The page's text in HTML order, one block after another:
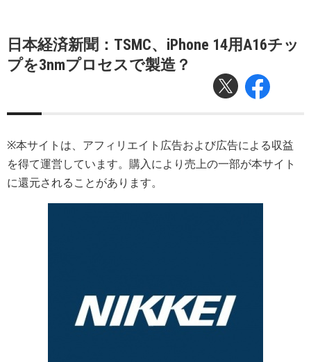
日本経済新聞：TSMC、iPhone 14用A16チッ
プを3nmプロセスで製造？
※本サイトは、アフィリエイト広告および広告による収益
を得て運営しています。購入により売上の一部が本サイト
に還元されることがあります。